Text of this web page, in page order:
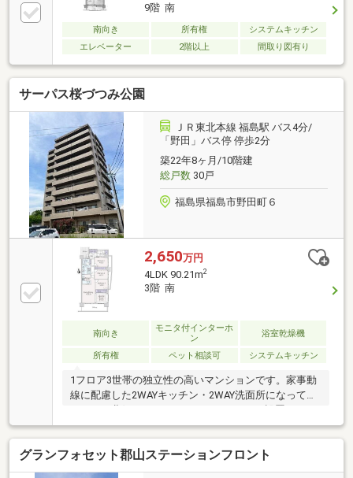
9階 南
南向き 所有権
システムキッチン
エレベーター
2階以上 間取り図有り
サーパス桜づつみ公園
ＪＲ東北本線 福島駅 バス4分/
「野田」バス停 停歩2分
築22年8ヶ月/10階建
総戸数30戸
福島県福島市野田町６
2,650万円
4LDK 90.21m2
3階 南
南向き
モニタ付インターホ
ン
浴室乾燥機
所有権 ペット相談可 システムキッチン
1フロア3世帯の独立性の高いマンションです。家事動
線に配慮した2WAYキッチン・2WAY洗面所になってお
おります。（面積：1.02平米/使用料：無償）浴室には
窓が付いており、換気に便利です。遮音性、メンテナ
ンス性に配慮した二重床・二重天井構造です。敷地内
駐車場1台分継承可能です。（月額7000円/車両制限
グランフォセット郡山ステーションフロント